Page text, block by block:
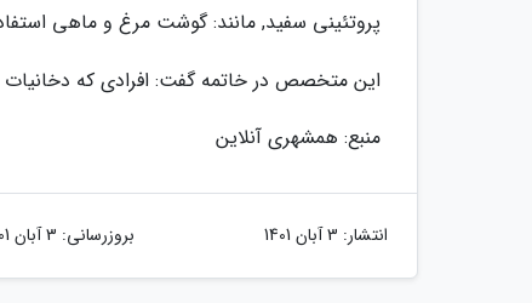
پروتئینی سفید, مانند: گوشت مرغ و ماهی
این متخصص در خاتمه گفت: افرادی که دخانیات
منبع: همشهری آنلاین
انتشار: 3 آبان 1401 بروزرسانی: 3 آبان 1401